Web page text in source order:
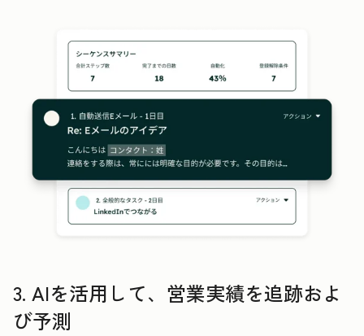
3. AIを活用して、営業実績を追跡およ
び予測